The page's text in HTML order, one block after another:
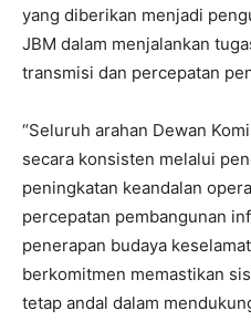
yang diberikan menjadi
JBM dalam menjalankan
transmisi dan percepatan
“Seluruh arahan Dewan
secara konsisten melalui
peningkatan keandalan
percepatan pembangunan
penerapan budaya
berkomitmen memastikan
tetap andal dalam